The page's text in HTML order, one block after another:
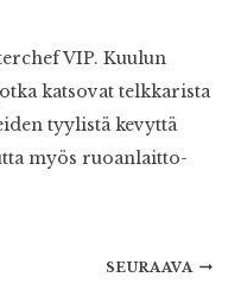
VIP. Kuulun
katsovat telkkarista
tyylistä kevyttä
myös ruoanlaitto-
SEURAAVA